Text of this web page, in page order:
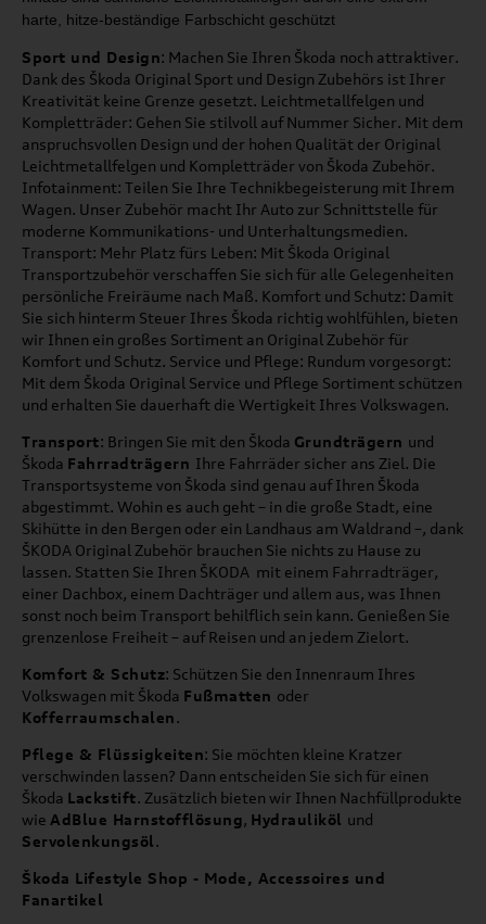
harte, hitze-beständige Farbschicht geschützt
Sport und Design: Machen Sie Ihren Škoda noch attraktiver.
Dank des Škoda Original Sport und Design Zubehörs ist Ihrer
Kreativität keine Grenze gesetzt. Leichtmetallfelgen und
Kompletträder: Gehen Sie stilvoll auf Nummer Sicher. Mit dem
anspruchsvollen Design und der hohen Qualität der Original
Leichtmetallfelgen und Kompletträder von Škoda Zubehör.
Infotainment: Teilen Sie Ihre Technikbegeisterung mit Ihrem
Wagen. Unser Zubehör macht Ihr Auto zur Schnittstelle für
moderne Kommunikations- und Unterhaltungsmedien.
Transport: Mehr Platz fürs Leben: Mit Škoda Original
Transportzubehör verschaffen Sie sich für alle Gelegenheiten
persönliche Freiräume nach Maß. Komfort und Schutz: Damit
Sie sich hinterm Steuer Ihres Škoda richtig wohlfühlen, bieten
wir Ihnen ein großes Sortiment an Original Zubehör für
Komfort und Schutz. Service und Pflege: Rundum vorgesorgt:
Mit dem Škoda Original Service und Pflege Sortiment schützen
und erhalten Sie dauerhaft die Wertigkeit Ihres Volkswagen.
Transport: Bringen Sie mit den Škoda Grundträgern und
Škoda Fahrradträgern Ihre Fahrräder sicher ans Ziel. Die
Transportsysteme von Škoda sind genau auf Ihren Škoda
abgestimmt. Wohin es auch geht – in die große Stadt, eine
Skihütte in den Bergen oder ein Landhaus am Waldrand –, dank
ŠKODA Original Zubehör brauchen Sie nichts zu Hause zu
lassen. Statten Sie Ihren ŠKODA mit einem Fahrradträger,
einer Dachbox, einem Dachträger und allem aus, was Ihnen
sonst noch beim Transport behilflich sein kann. Genießen Sie
grenzenlose Freiheit – auf Reisen und an jedem Zielort.
Komfort & Schutz: Schützen Sie den Innenraum Ihres
Volkswagen mit Škoda Fußmatten oder
Kofferraumschalen.
Pflege & Flüssigkeiten: Sie möchten kleine Kratzer
verschwinden lassen? Dann entscheiden Sie sich für einen
Škoda Lackstift. Zusätzlich bieten wir Ihnen Nachfüllprodukte
wie AdBlue Harnstofflösung, Hydrauliköl und
Servolenkungsöl.
Škoda Lifestyle Shop - Mode, Accessoires und
Fanartikel